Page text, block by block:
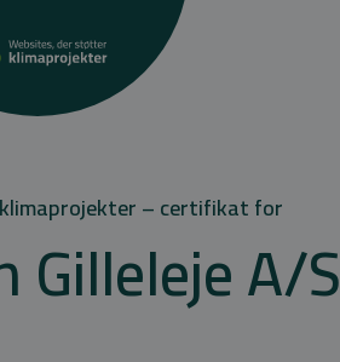
– certifikat for
Gilleleje A/S